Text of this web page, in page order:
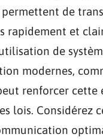
permettent de
rapidement et
de
modernes,
renforcer cette
lois. Considérez